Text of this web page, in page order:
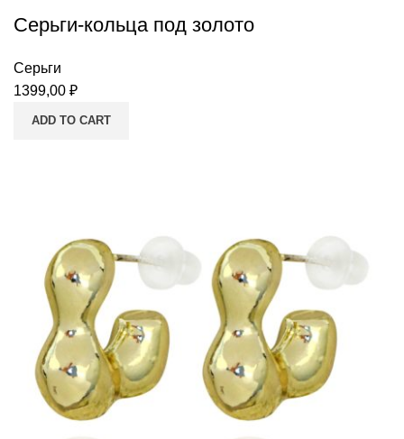
Серьги-кольца под золото
Серьги
1399,00 ₽
ADD TO CART